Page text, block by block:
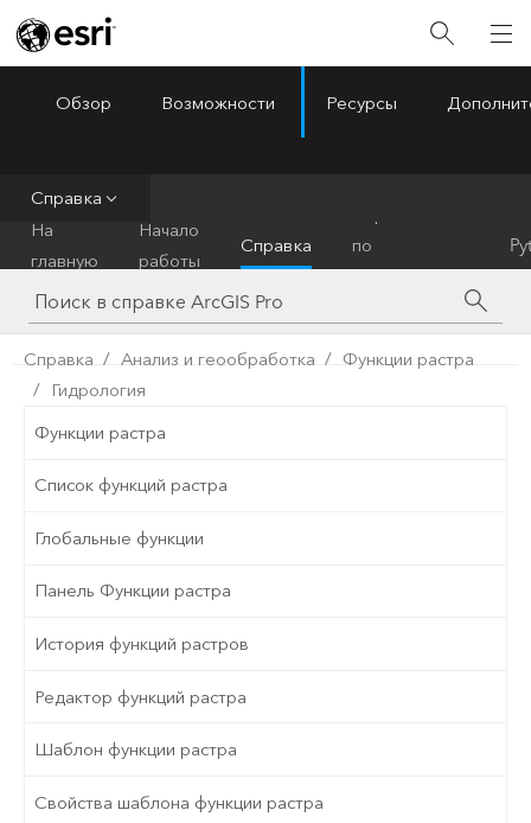
ArcGIS Pro
Обзор Возможности Ресурсы
Справка
На
главную
Начало
работы
Справка
по
инструментам
Справка Анализ и геообработка
Функции растра
Гидрология
Функции растра
Список функций растра
Глобальные функции
Панель Функции растра
История функций растров
Редактор функций растра
Шаблон функции растра
Свойства шаблона функции растра